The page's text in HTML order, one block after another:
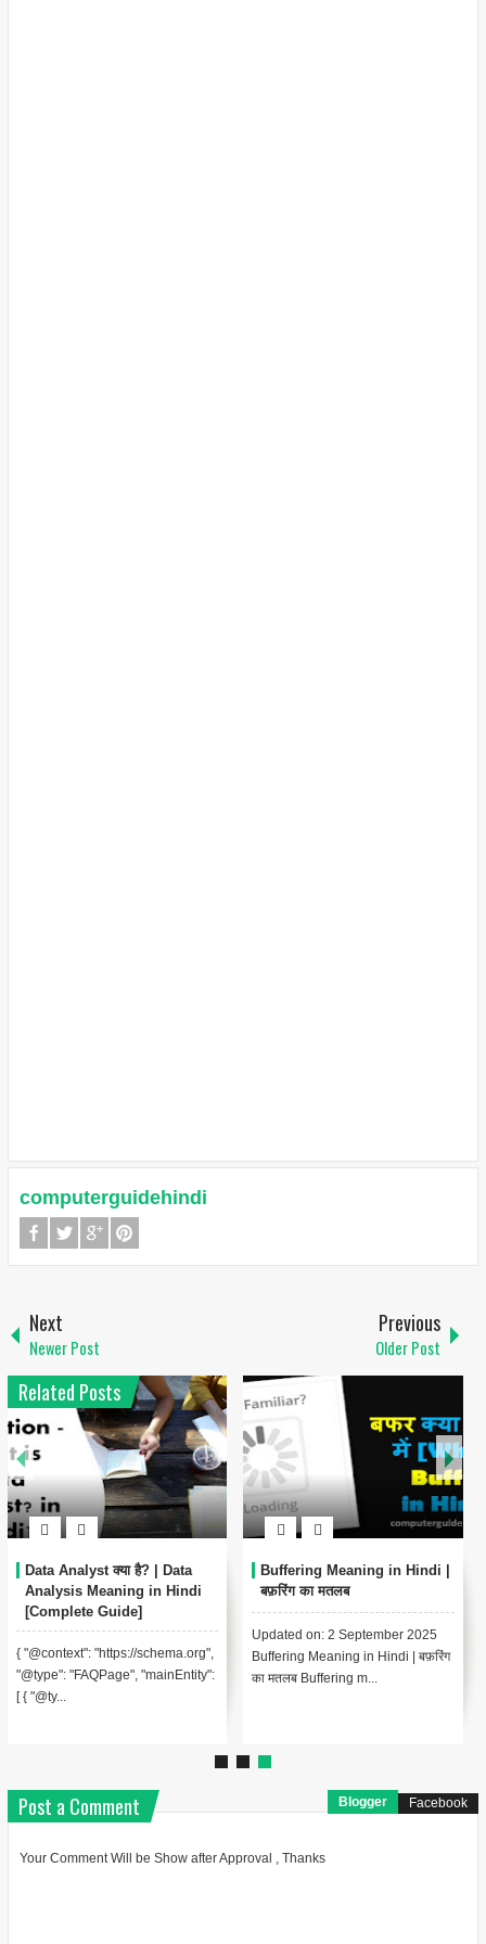
computerguidehindi
Next
Newer Post
Previous
Older Post
Related Posts
Data Analyst क्या है? | Data
Analysis Meaning in Hindi
[Complete Guide]
{ "@context": "https://schema.org",
"@type": "FAQPage", "mainEntity":
[ { "@ty...
Buffering Meaning in Hindi |
बफ़रिंग का मतलब
Updated on: 2 September 2025
Buffering Meaning in Hindi | बफ़रिंग
का मतलब Buffering m...
Post a Comment Blogger Facebook
Your Comment Will be Show after Approval , Thanks